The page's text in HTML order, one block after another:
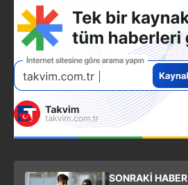
SONRAKİ HABER